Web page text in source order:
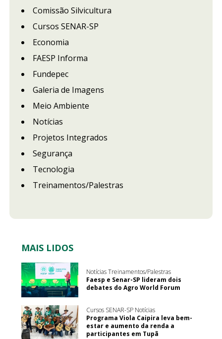
Comissão Silvicultura
Cursos SENAR-SP
Economia
FAESP Informa
Fundepec
Galeria de Imagens
Meio Ambiente
Notícias
Projetos Integrados
Segurança
Tecnologia
Treinamentos/Palestras
MAIS LIDOS
Notícias Treinamentos/Palestras
Faesp e Senar-SP lideram dois
debates do Agro World Forum
Cursos SENAR-SP Notícias
Programa Viola Caipira leva bem-
estar e aumento da renda a
participantes em Tupã